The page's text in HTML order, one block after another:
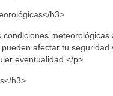
h3>
condiciones
afectar tu
eventualidad.</p>
h3>